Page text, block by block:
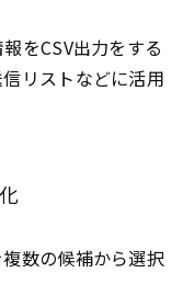
をCSV出力をする
リストなどに活用
数の候補から選択